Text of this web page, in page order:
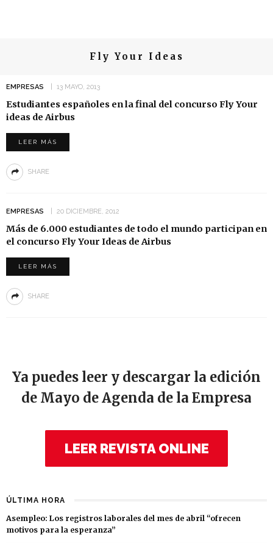
Fly Your Ideas
EMPRESAS 13 MAYO, 2013
Estudiantes españoles en la final del concurso Fly Your
ideas de Airbus
LEER MÁS
SHARE
EMPRESAS 20 DICIEMBRE, 2012
Más de 6.000 estudiantes de todo el mundo participan en
el concurso Fly Your Ideas de Airbus
LEER MÁS
SHARE
Ya puedes leer y descargar la edición
de Mayo de Agenda de la Empresa
LEER REVISTA ONLINE
ÚLTIMA HORA
Asempleo: Los registros laborales del mes de abril “ofrecen
motivos para la esperanza”